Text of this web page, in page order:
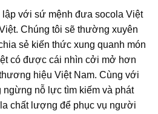
với sứ mệnh đưa socola Việt
Chúng tôi sẽ thường xuyên
sẻ kiến thức xung quanh món
có được cái nhìn cởi mở hơn
hiệu Việt Nam. Cùng với
ngừng nỗ lực tìm kiếm và phát
chất lượng để phục vụ người